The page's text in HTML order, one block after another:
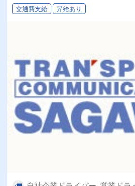
交通費支給 昇給あり